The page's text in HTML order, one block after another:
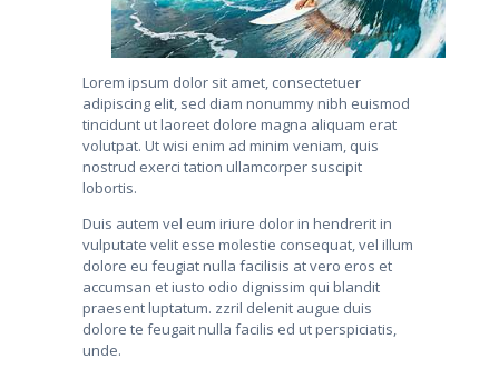
Lorem ipsum dolor sit amet, consectetuer
adipiscing elit, sed diam nonummy nibh euismod
tincidunt ut laoreet dolore magna aliquam erat
volutpat. Ut wisi enim ad minim veniam, quis
nostrud exerci tation ullamcorper suscipit
lobortis.
Duis autem vel eum iriure dolor in hendrerit in
vulputate velit esse molestie consequat, vel illum
dolore eu feugiat nulla facilisis at vero eros et
accumsan et iusto odio dignissim qui blandit
praesent luptatum. zzril delenit augue duis
dolore te feugait nulla facilis ed ut perspiciatis,
unde.